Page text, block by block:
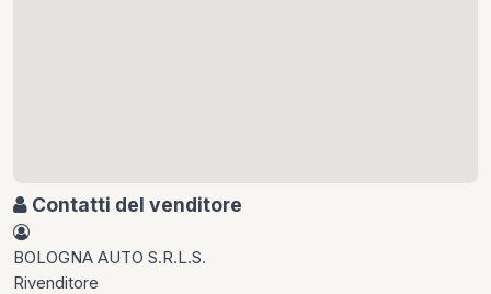
Contatti del venditore
BOLOGNA AUTO S.R.L.S.
Rivenditore